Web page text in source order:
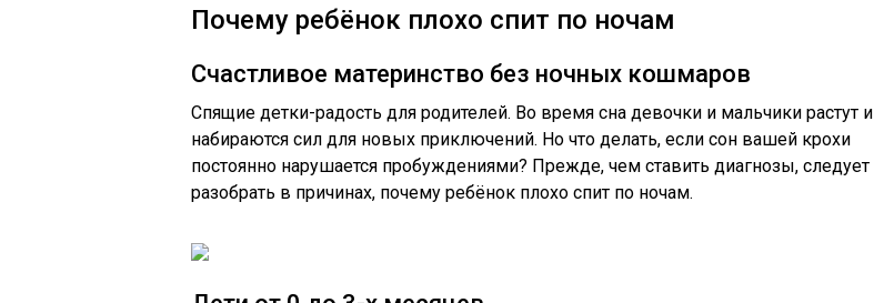
Почему ребёнок плохо спит по ночам
Счастливое материнство без ночных кошмаров
Спящие детки-радость для родителей. Во время сна девочки и мальчики растут и
набираются сил для новых приключений. Но что делать, если сон вашей крохи
постоянно нарушается пробуждениями? Прежде, чем ставить диагнозы, следует
разобрать в причинах, почему ребёнок плохо спит по ночам.